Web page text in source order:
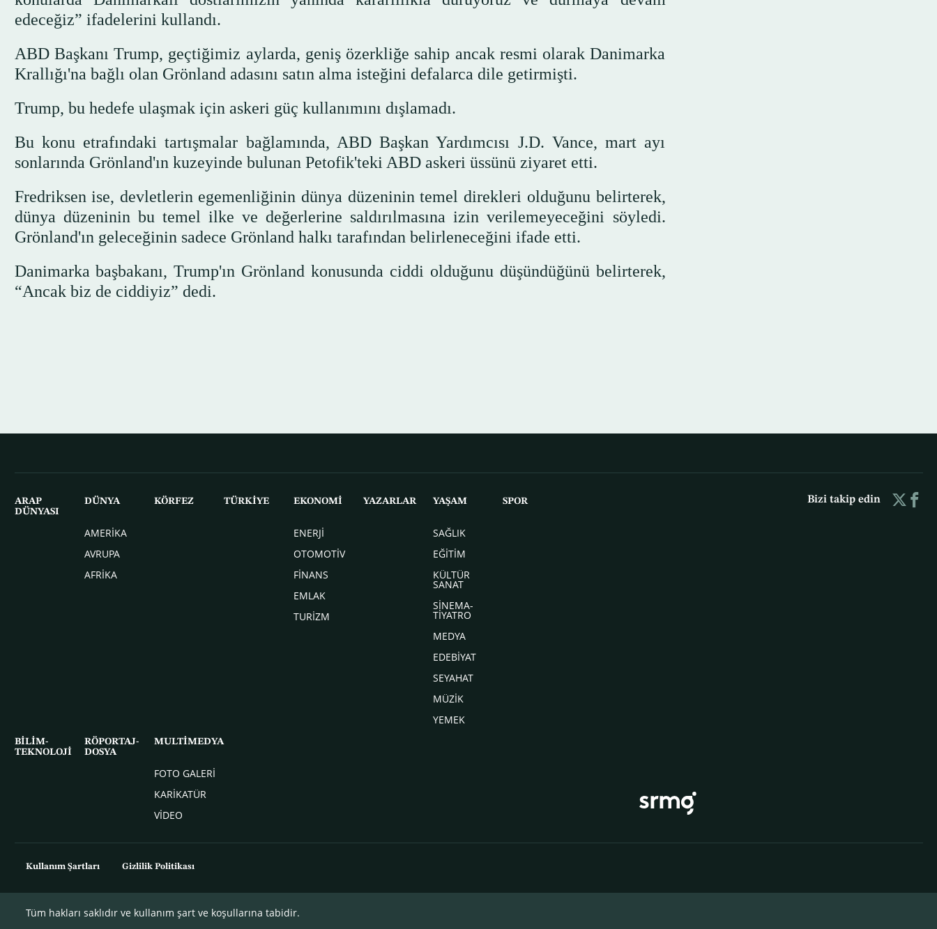
edeceğiz” ifadelerini kullandı.
ABD Başkanı Trump, geçtiğimiz aylarda, geniş özerkliğe sahip ancak resmi olarak Danimarka
Krallığı'na bağlı olan Grönland adasını satın alma isteğini defalarca dile getirmişti.
Trump, bu hedefe ulaşmak için askeri güç kullanımını dışlamadı.
Bu konu etrafındaki tartışmalar bağlamında, ABD Başkan Yardımcısı J.D. Vance, mart ayı
sonlarında Grönland'ın kuzeyinde bulunan Petofik'teki ABD askeri üssünü ziyaret etti.
Fredriksen ise, devletlerin egemenliğinin dünya düzeninin temel direkleri olduğunu belirterek,
dünya düzeninin bu temel ilke ve değerlerine saldırılmasına izin verilemeyeceğini söyledi.
Grönland'ın geleceğinin sadece Grönland halkı tarafından belirleneceğini ifade etti.
Danimarka başbakanı, Trump'ın Grönland konusunda ciddi olduğunu düşündüğünü belirterek,
“Ancak biz de ciddiyiz” dedi.
ARAP
DÜNYASI
DÜNYA
AMERİKA
AVRUPA
AFRİKA
KÖRFEZ TÜRKİYE EKONOMİ
ENERJİ
OTOMOTİV
FİNANS
EMLAK
TURİZM
YAZARLAR YAŞAM
SAĞLIK
EĞİTİM
KÜLTÜR
SANAT
SİNEMA-
TİYATRO
MEDYA
EDEBİYAT
SEYAHAT
MÜZİK
YEMEK
SPOR
BİLİM-
TEKNOLOJİ
RÖPORTAJ-
DOSYA
MULTİMEDYA
FOTO GALERİ
KARİKATÜR
VİDEO
Bizi takip edin
Kullanım Şartları Gizlilik Politikası
Tüm hakları saklıdır ve kullanım şart ve koşullarına tabidir.